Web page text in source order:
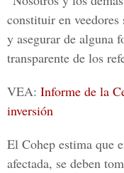
constituir en
y asegurar de alguna
transparente de los
VEA: Informe de la
inversión
El Cohep estima que
afectada, se deben